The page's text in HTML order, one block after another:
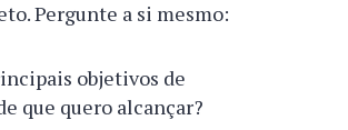
Pergunte a si mesmo:
objetivos de
que quero alcançar?